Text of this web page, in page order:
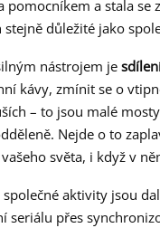
pomocníkem a stala se
stejně důležité jako
nástrojem je
kávy, zmínit se o
– to jsou malé
Nejde o to
světa, i když v
aktivity jsou
seriálu přes